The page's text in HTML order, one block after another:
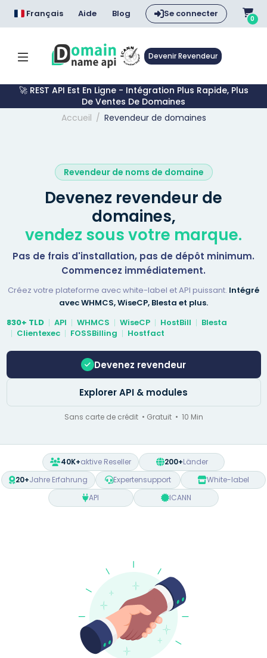
Français Aide Blog Se connecter 0
Devenir Revendeur
🚀 REST API Est En Ligne - Intégration Plus Rapide, Plus
De Ventes De Domaines
Accueil
Revendeur de domaines
Revendeur de noms de domaine
Devenez revendeur de
domaines,
vendez sous votre marque.
Pas de frais d'installation, pas de dépôt minimum.
Commencez immédiatement.
Créez votre plateforme avec white-label et API puissant. Intégré
avec WHMCS, WiseCP, Blesta et plus.
830+ TLD
API WHMCS WiseCP HostBill
Blesta
Clientexec
FOSSBilling Hostfact
Devenez revendeur
Explorer API & modules
Sans carte de crédit • Gratuit • 10 Min
40K+aktive Reseller 200+Länder
20+Jahre Erfahrung Expertensupport
White-label
API
ICANN